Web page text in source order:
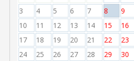
3
4 5 6 7 8
9
10
11 12 13 14 15
16
17
18 19 20 21 22
23
24
25 26 27 28 29
30